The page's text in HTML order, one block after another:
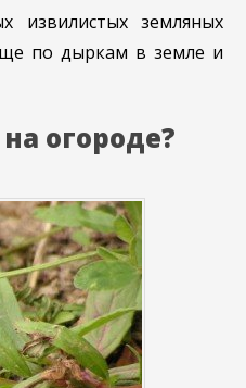
извилистых земляных
по дыркам в земле и
огороде?